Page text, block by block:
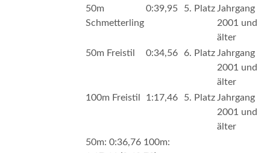
50m
Schmetterling
0:39,95 5. PlatzJahrgang
2001 und
älter
50m Freistil
0:34,56 6. PlatzJahrgang
2001 und
älter
100m Freistil
1:17,46 5. PlatzJahrgang
2001 und
älter
50m: 0:36,76 100m: